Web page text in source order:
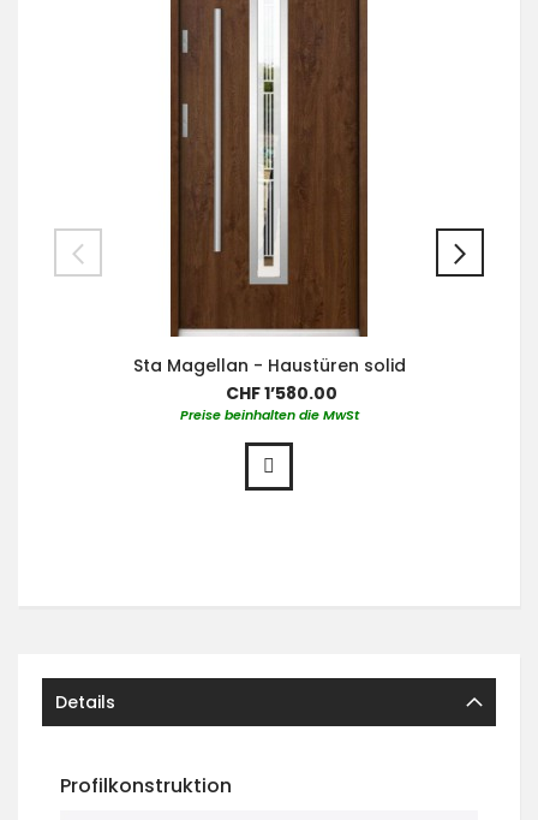
Sta Magellan - Haustüren solid
CHF 1’580.00
Preise beinhalten die MwSt
Details